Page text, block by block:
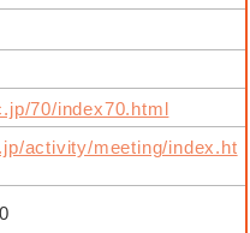
70/index70.html
activity/meeting/index.ht